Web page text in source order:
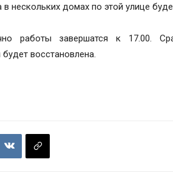
в нескольких домах по этой улице
работы завершатся к 17.00.
восстановлена.